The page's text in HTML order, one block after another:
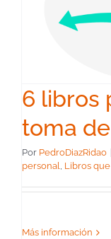
6 libros
toma
Por PedroDiazRidao
personal, Libros
Más información